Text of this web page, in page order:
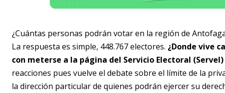
¿Cuántas personas podrán votar en la región de
La respuesta es simple, 448.767 electores. ¿Donde vive
con meterse a la página del Servicio Electoral (Servel)
reacciones pues vuelve el debate sobre el límite de la
la dirección particular de quienes podrán ejercer su